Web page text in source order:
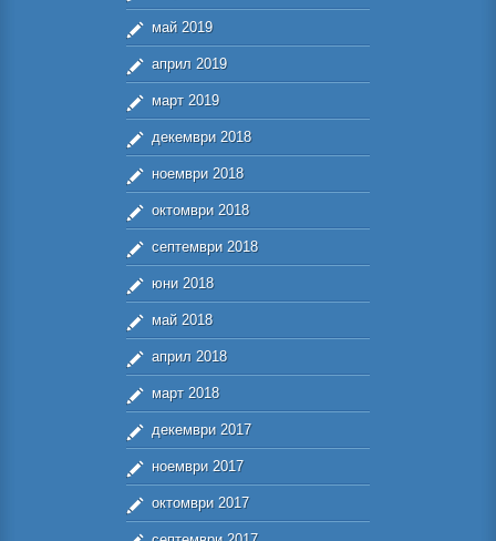
май 2019
април 2019
март 2019
декември 2018
ноември 2018
октомври 2018
септември 2018
юни 2018
май 2018
април 2018
март 2018
декември 2017
ноември 2017
октомври 2017